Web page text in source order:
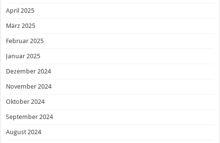
April 2025
März 2025
Februar 2025
Januar 2025
Dezember 2024
November 2024
Oktober 2024
September 2024
August 2024